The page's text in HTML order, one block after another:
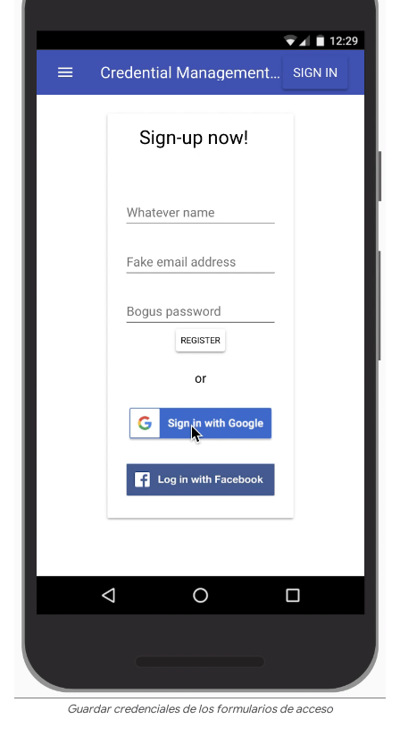
Guardar credenciales de los formularios de acceso